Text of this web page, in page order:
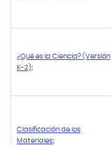
¿Qué es la Ciencia? (Versión
K-2);
Clasificación de los
Materiales;